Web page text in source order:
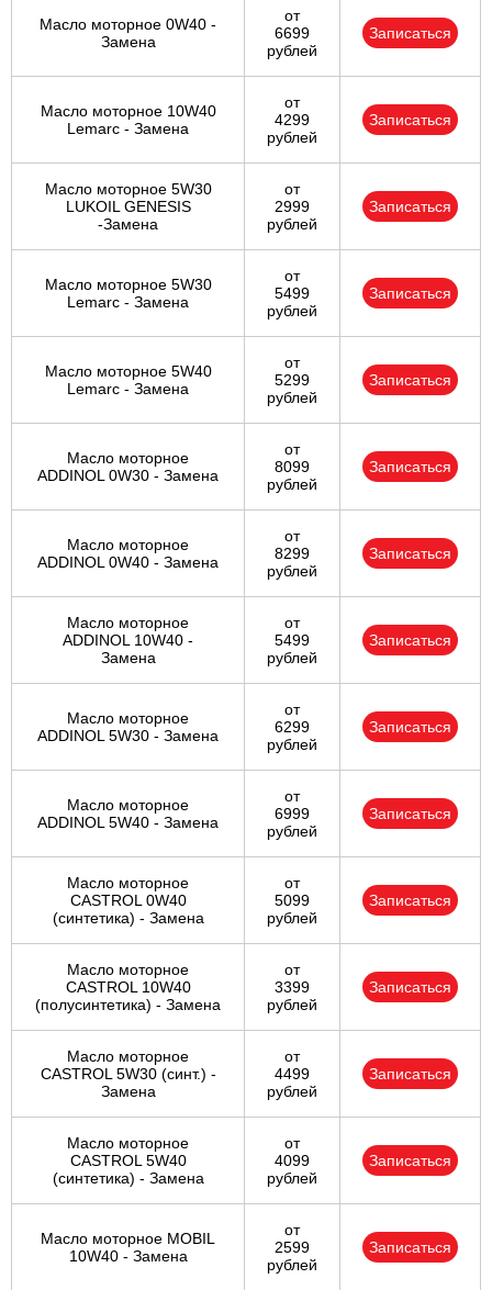
Масло моторное 0W40 -
Замена
от
6699
рублей
Записаться
Масло моторное 10W40
Lemarc - Замена
от
4299
рублей
Записаться
Масло моторное 5W30
LUKOIL GENESIS
-Замена
от
2999
рублей
Записаться
Масло моторное 5W30
Lemarc - Замена
от
5499
рублей
Записаться
Масло моторное 5W40
Lemarc - Замена
от
5299
рублей
Записаться
Масло моторное
ADDINOL 0W30 - Замена
от
8099
рублей
Записаться
Масло моторное
ADDINOL 0W40 - Замена
от
8299
рублей
Записаться
Масло моторное
ADDINOL 10W40 -
Замена
от
5499
рублей
Записаться
Масло моторное
ADDINOL 5W30 - Замена
от
6299
рублей
Записаться
Масло моторное
ADDINOL 5W40 - Замена
от
6999
рублей
Записаться
Масло моторное
CASTROL 0W40
(синтетика) - Замена
от
5099
рублей
Записаться
Масло моторное
CASTROL 10W40
(полусинтетика) - Замена
от
3399
рублей
Записаться
Масло моторное
CASTROL 5W30 (синт.) -
Замена
от
4499
рублей
Записаться
Масло моторное
CASTROL 5W40
(синтетика) - Замена
от
4099
рублей
Записаться
Масло моторное MOBIL
10W40 - Замена
от
2599
рублей
Записаться